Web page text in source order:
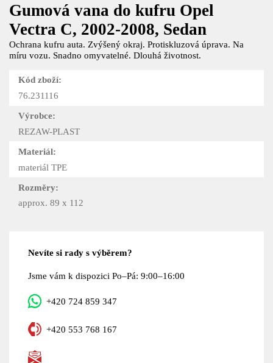
Gumová vana do kufru Opel
Vectra C, 2002-2008, Sedan
Ochrana kufru auta. Zvýšený okraj. Protiskluzová úprava. Na
míru vozu. Snadno omyvatelné. Dlouhá životnost.
Kód zboží:
76.231116
Výrobce:
REZAW-PLAST
Materiál:
materiál TPE
Rozměry:
approx. 89 x 112
Nevíte si rady s výběrem?
Jsme vám k dispozici Po–Pá: 9:00–16:00
+420 724 859 347
+420 553 768 167